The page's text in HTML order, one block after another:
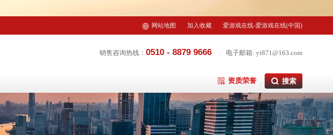
网站地图 加入收藏 爱游戏在线-爱游戏在线(中国)
销售咨询热线： 0510 - 8879 9666 电子邮箱: yi871@163.com
资质荣誉